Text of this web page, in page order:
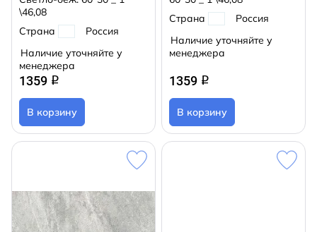
\46,08
Страна
Россия
Наличие уточняйте у
менеджера
1359 q
В корзину
Страна
Россия
Наличие уточняйте у
менеджера
1359 q
В корзину